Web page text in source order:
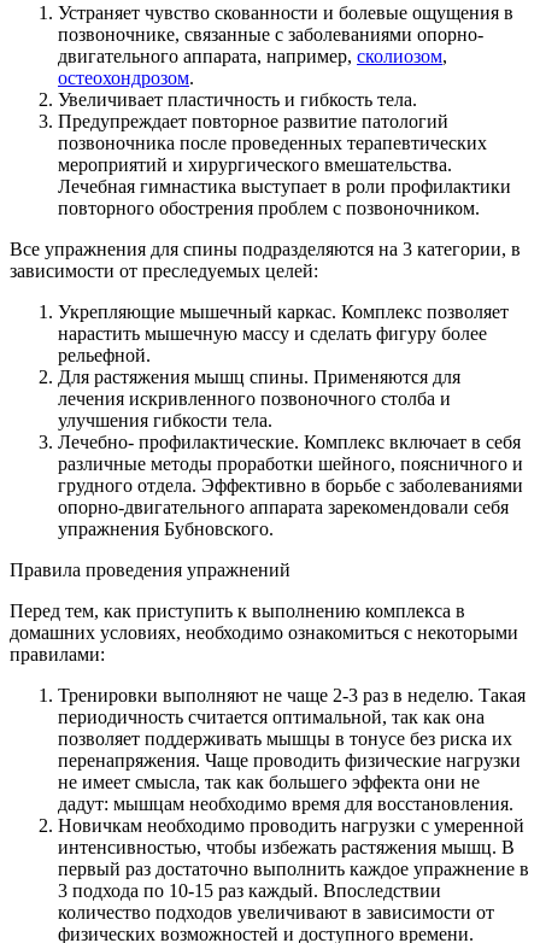
Устраняет чувство скованности и болевые ощущения в
позвоночнике, связанные с заболеваниями опорно-
двигательного аппарата, например, сколиозом,
остеохондрозом.
Увеличивает пластичность и гибкость тела.
Предупреждает повторное развитие патологий
позвоночника после проведенных терапевтических
мероприятий и хирургического вмешательства.
Лечебная гимнастика выступает в роли профилактики
повторного обострения проблем с позвоночником.
Все упражнения для спины подразделяются на 3 категории, в
зависимости от преследуемых целей:
Укрепляющие мышечный каркас. Комплекс позволяет
нарастить мышечную массу и сделать фигуру более
рельефной.
Для растяжения мышц спины. Применяются для
лечения искривленного позвоночного столба и
улучшения гибкости тела.
Лечебно- профилактические. Комплекс включает в себя
различные методы проработки шейного, поясничного и
грудного отдела. Эффективно в борьбе с заболеваниями
опорно-двигательного аппарата зарекомендовали себя
упражнения Бубновского.
Правила проведения упражнений
Перед тем, как приступить к выполнению комплекса в
домашних условиях, необходимо ознакомиться с некоторыми
правилами:
Тренировки выполняют не чаще 2-3 раз в неделю. Такая
периодичность считается оптимальной, так как она
позволяет поддерживать мышцы в тонусе без риска их
перенапряжения. Чаще проводить физические нагрузки
не имеет смысла, так как большего эффекта они не
дадут: мышцам необходимо время для восстановления.
Новичкам необходимо проводить нагрузки с умеренной
интенсивностью, чтобы избежать растяжения мышц. В
первый раз достаточно выполнить каждое упражнение в
3 подхода по 10-15 раз каждый. Впоследствии
количество подходов увеличивают в зависимости от
физических возможностей и доступного времени.